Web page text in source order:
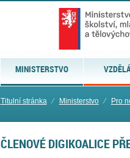
MINISTERSTVO
Titulní stránka ⁄ Ministerstvo ⁄ Pro
ČLENOVÉ DIGIKOALICE